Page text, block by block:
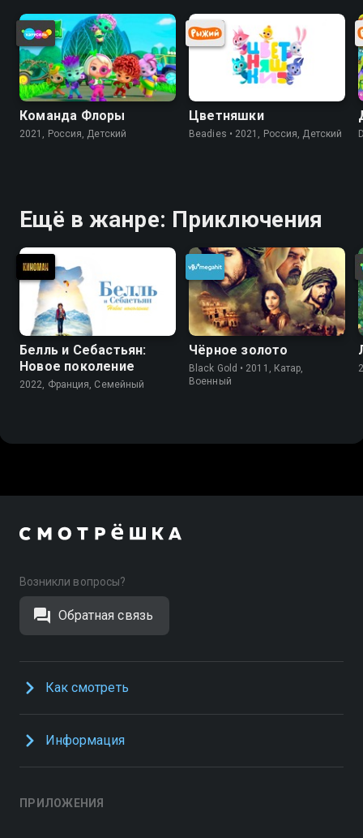
Команда Флоры
2021, Россия, Детский
Цветняшки
Beadies • 2021, Россия, Детский
Ещё в жанре: Приключения
Белль и Себастьян:
Новое поколение
2022, Франция, Cемейный
Чёрное золото
Black Gold • 2011, Катар,
Военный
Возникли вопросы?
Обратная связь
Как смотреть
Информация
ПРИЛОЖЕНИЯ